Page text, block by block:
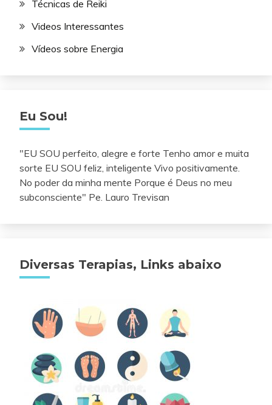
Técnicas de Reiki
Videos Interessantes
Vídeos sobre Energia
Eu Sou!
"EU SOU perfeito, alegre e forte Tenho amor e muita
sorte EU SOU feliz, inteligente Vivo positivamente.
No poder da minha mente Porque é Deus no meu
subconsciente" Pe. Lauro Trevisan
Diversas Terapias, Links abaixo